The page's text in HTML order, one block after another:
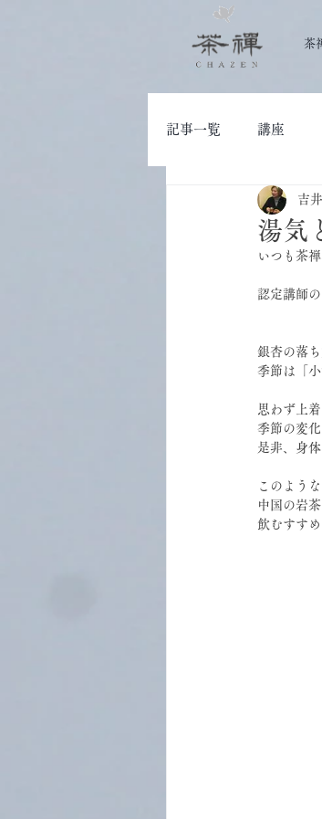
茶
記事一覧 講座
大人の学び
湯気
吉
いつも茶
認定講師の
銀杏の落
季節は「
思わず上
季節の変
是非、身
このよう
中国の岩
飲むすす